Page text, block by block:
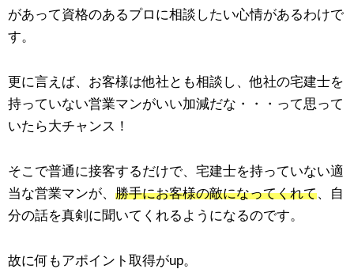
があって資格のあるプロに相談したい心情があるわけで
す。
更に言えば、お客様は他社とも相談し、他社の宅建士を
持っていない営業マンがいい加減だな・・・って思って
いたら大チャンス！
そこで普通に接客するだけで、宅建士を持っていない適
当な営業マンが、 勝手にお客様の敵になってくれて 、自
分の話を真剣に聞いてくれるようになるのです。
故に何もアポイント取得がup。